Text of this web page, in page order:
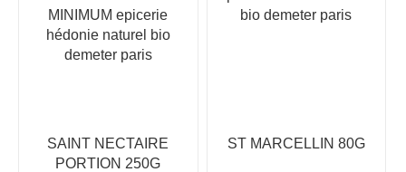
SAINT NECTAIRE
PORTION 250G
ST MARCELLIN 80G